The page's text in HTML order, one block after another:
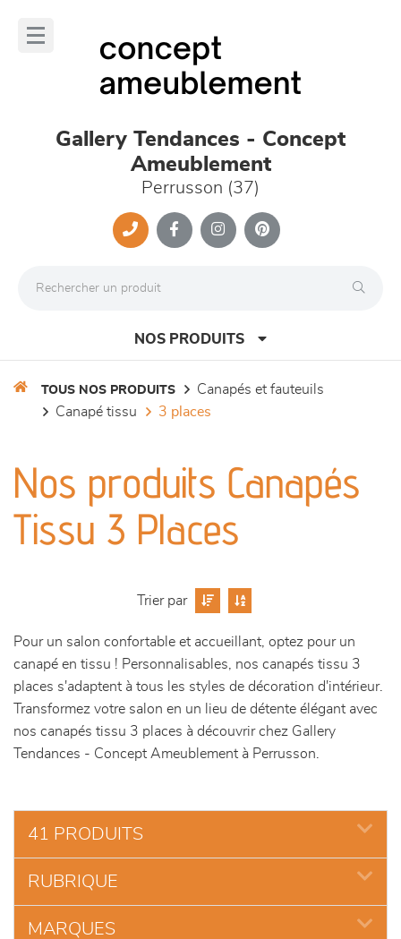
Gallery Tendances - Concept
Ameublement
Perrusson (37)
NOS PRODUITS
séjours
meubles de complément
décoration
TOUS NOS PRODUITS
canapés et fauteuils
canapé tissu
3 places
Nos produits Canapés
Tissu 3 Places
Trier par
Pour un salon confortable et accueillant, optez pour un
canapé en tissu ! Personnalisables, nos canapés tissu 3
places s'adaptent à tous les styles de décoration d'intérieur.
Transformez votre salon en un lieu de détente élégant avec
nos canapés tissu 3 places à découvrir chez Gallery
Tendances - Concept Ameublement à Perrusson.
41 PRODUITS
RUBRIQUE
MARQUES